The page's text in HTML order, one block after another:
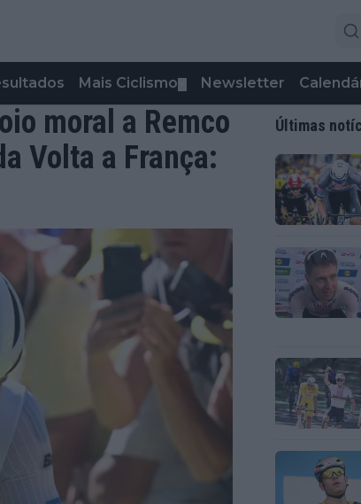
Mais Ciclismo Newsletter
moral a Remco
Volta a França:
Últimas